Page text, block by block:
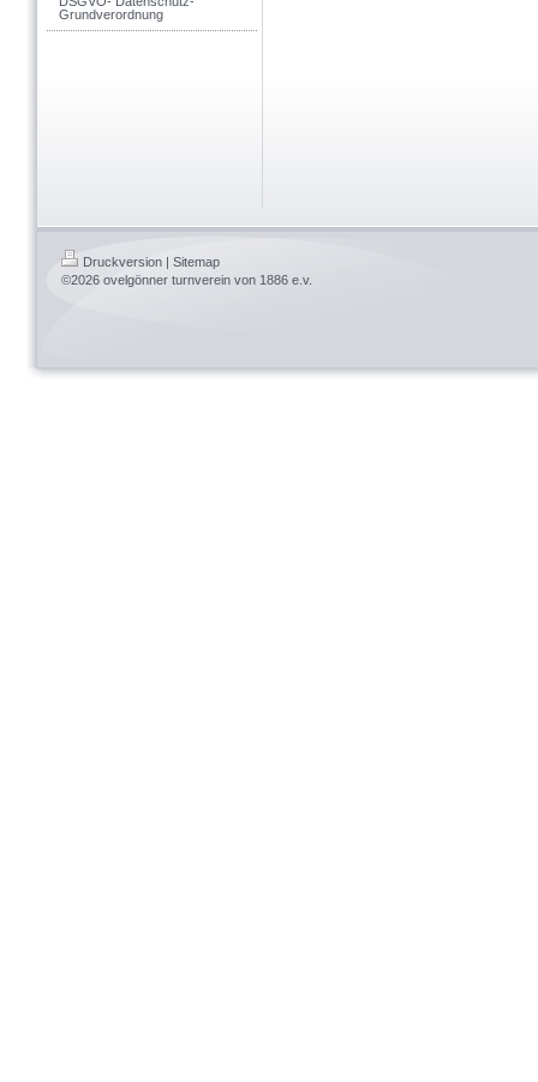
Grundverordnung
Druckversion
Sitemap
©2026 ovelgönner turnverein von 1886 e.v.